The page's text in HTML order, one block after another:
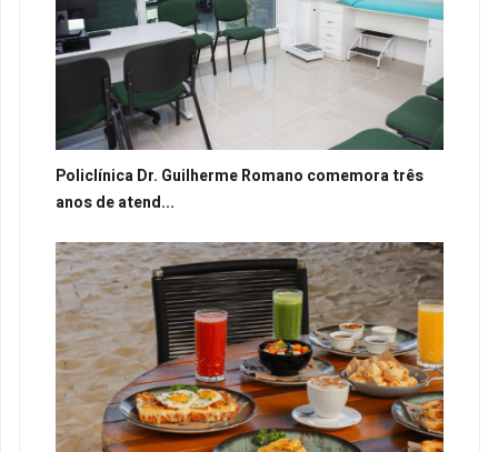
Policlínica Dr. Guilherme Romano comemora três
anos de atend...